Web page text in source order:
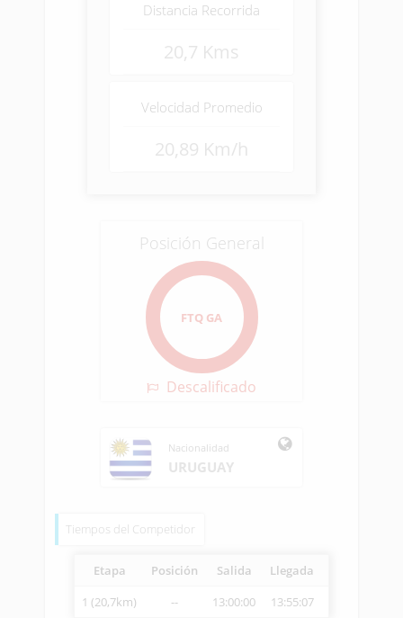
Distancia Recorrida
20,7 Kms
Velocidad Promedio
20,89 Km/h
Posición General
FTQ GA
Descalificado
Nacionalidad
URUGUAY
Tiempos del Competidor
Etapa Posición Salida Llegada
1 (20,7km)
-- 13:00:00 13:55:07